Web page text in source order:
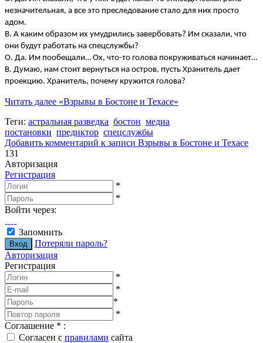
незначительная, а все это преследование стало для них просто
адом.
В. А каким образом их умудрились завербовать? Им сказали, что
они будут работать на спецслужбы?
О. Да. Им пообещали… Ох, что-то голова покруживаться начинает…
В. Думаю, нам стоит вернуться на остров, пусть Хранитель дает
проекцию. Хранитель, почему кружится голова?
Читать далее «Взрывы в Бостоне и Техасе»
Теги: астральная разведка бостон медиа
постановки предиктор спецслужбы
Добавить комментарий к записи Взрывы в Бостоне и Техасе
131
Авторизация
Регистрация
*
*
Войти через:
Запомнить
Потеряли пароль?
Авторизация
Регистрация
*
*
*
*
Соглашение * :
Согласен с правилами сайта